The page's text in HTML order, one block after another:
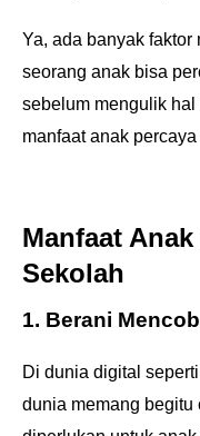
Ya, ada banyak faktor
seorang anak bisa
sebelum mengulik
manfaat anak
Manfaat
Sekolah
1. Berani
Di dunia digital
dunia memang begitu